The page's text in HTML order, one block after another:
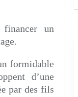
un
formidable
d’une
par des fils